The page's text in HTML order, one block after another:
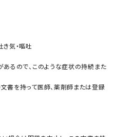
気・嘔吐
るので、このような症状の持続また
書を持って医師、薬剤師または登録